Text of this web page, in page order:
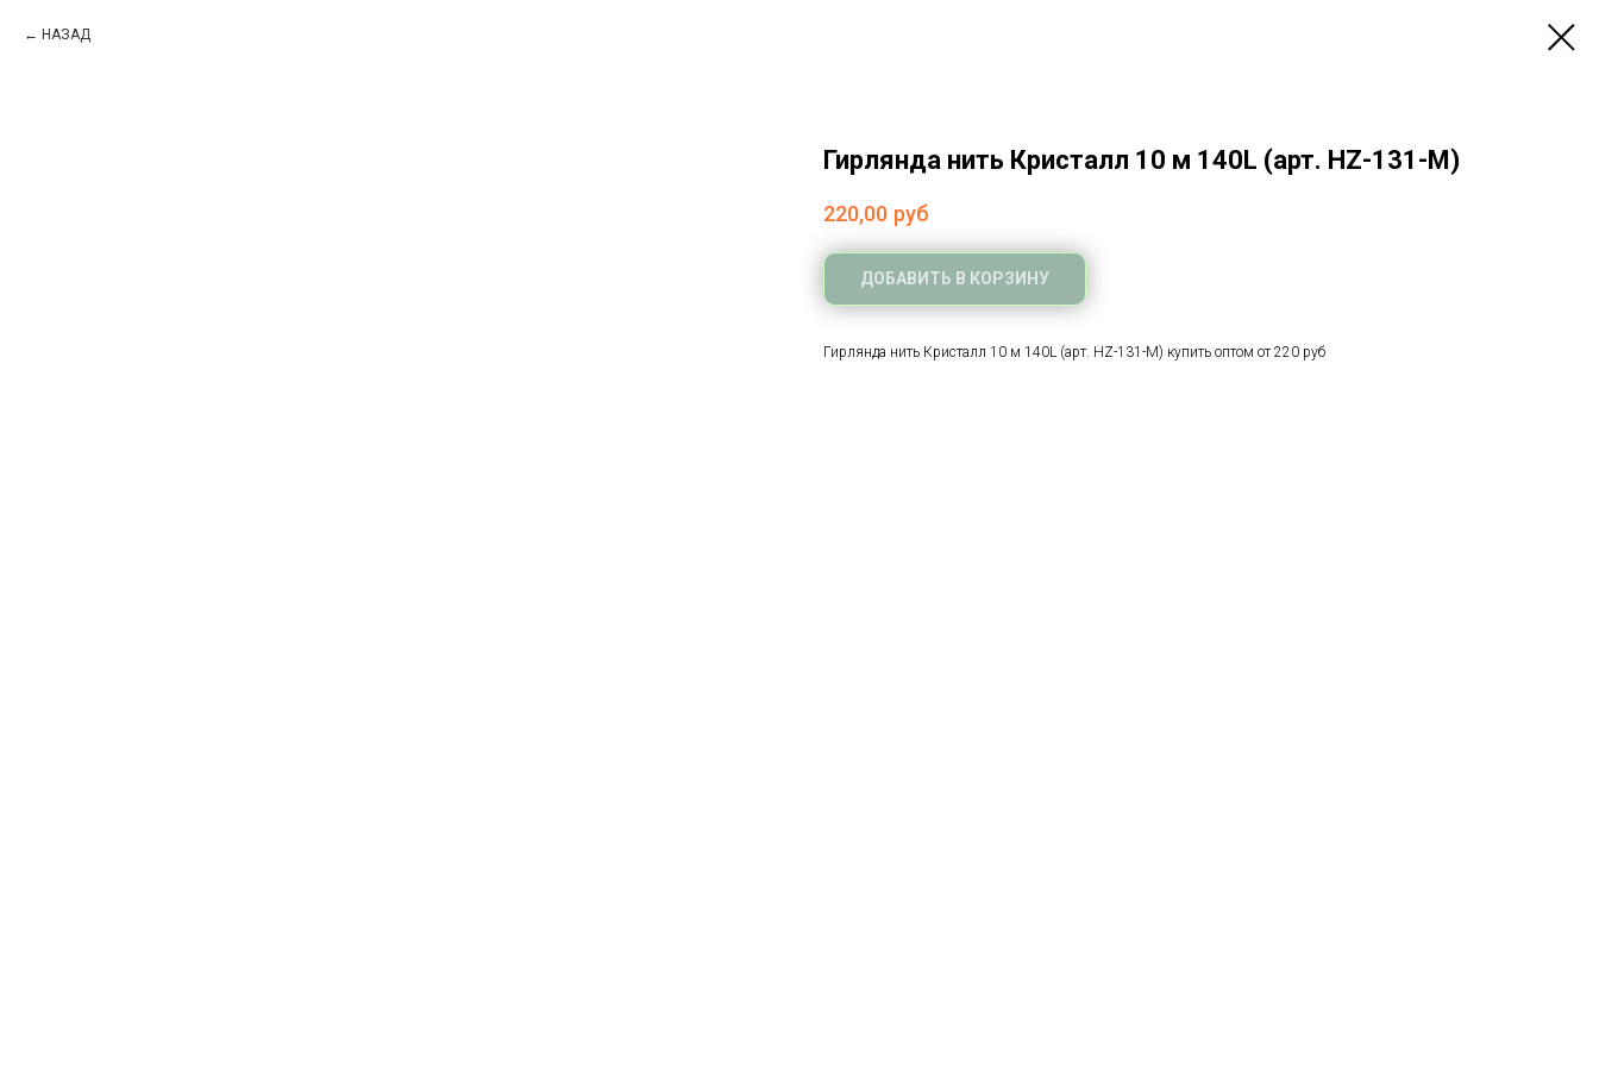
НАЗАД
Гирлянда нить Кристалл 10 м 140L (арт. HZ-131-M)
220,00 руб
ДОБАВИТЬ В КОРЗИНУ
Гирлянда нить Кристалл 10 м 140L (арт. HZ-131-M) купить оптом от 220 руб